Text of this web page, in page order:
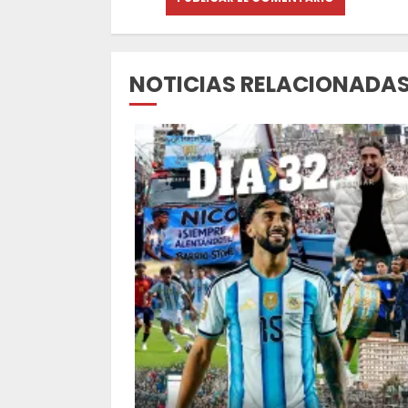
NOTICIAS